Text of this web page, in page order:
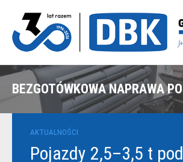
AKTUALNOŚCI
Pojazdy 2,5–3,5 t pod